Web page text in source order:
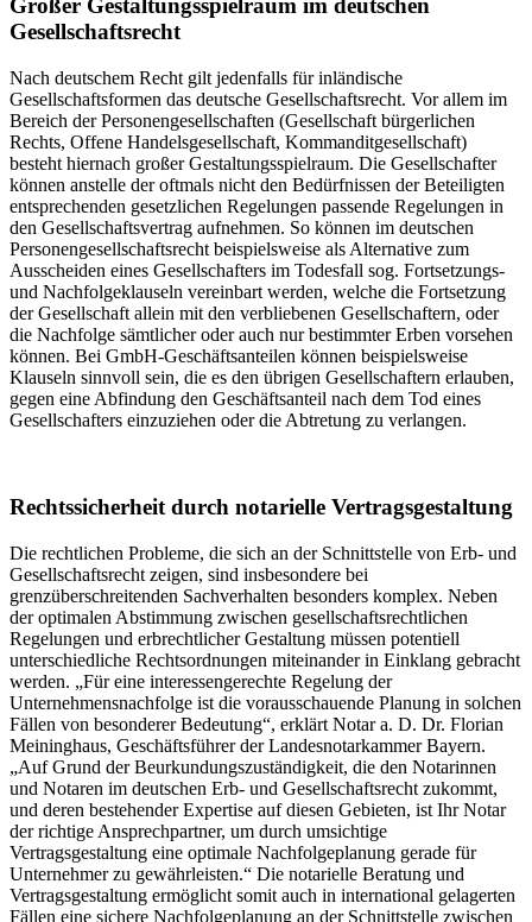
Großer Gestaltungsspielraum im deutschen
Gesellschaftsrecht
Nach deutschem Recht gilt jedenfalls für inländische
Gesellschaftsformen das deutsche Gesellschaftsrecht. Vor allem im
Bereich der Personengesellschaften (Gesellschaft bürgerlichen
Rechts, Offene Handelsgesellschaft, Kommanditgesellschaft)
besteht hiernach großer Gestaltungsspielraum. Die Gesellschafter
können anstelle der oftmals nicht den Bedürfnissen der Beteiligten
entsprechenden gesetzlichen Regelungen passende Regelungen in
den Gesellschaftsvertrag aufnehmen. So können im deutschen
Personengesellschaftsrecht beispielsweise als Alternative zum
Ausscheiden eines Gesellschafters im Todesfall sog. Fortsetzungs-
und Nachfolgeklauseln vereinbart werden, welche die Fortsetzung
der Gesellschaft allein mit den verbliebenen Gesellschaftern, oder
die Nachfolge sämtlicher oder auch nur bestimmter Erben vorsehen
können. Bei GmbH-Geschäftsanteilen können beispielsweise
Klauseln sinnvoll sein, die es den übrigen Gesellschaftern erlauben,
gegen eine Abfindung den Geschäftsanteil nach dem Tod eines
Gesellschafters einzuziehen oder die Abtretung zu verlangen.
Rechtssicherheit durch notarielle Vertragsgestaltung
Die rechtlichen Probleme, die sich an der Schnittstelle von Erb- und
Gesellschaftsrecht zeigen, sind insbesondere bei
grenzüberschreitenden Sachverhalten besonders komplex. Neben
der optimalen Abstimmung zwischen gesellschaftsrechtlichen
Regelungen und erbrechtlicher Gestaltung müssen potentiell
unterschiedliche Rechtsordnungen miteinander in Einklang gebracht
werden. „Für eine interessengerechte Regelung der
Unternehmensnachfolge ist die vorausschauende Planung in solchen
Fällen von besonderer Bedeutung“, erklärt Notar a. D. Dr. Florian
Meininghaus, Geschäftsführer der Landesnotarkammer Bayern.
„Auf Grund der Beurkundungszuständigkeit, die den Notarinnen
und Notaren im deutschen Erb- und Gesellschaftsrecht zukommt,
und deren bestehender Expertise auf diesen Gebieten, ist Ihr Notar
der richtige Ansprechpartner, um durch umsichtige
Vertragsgestaltung eine optimale Nachfolgeplanung gerade für
Unternehmer zu gewährleisten.“ Die notarielle Beratung und
Vertragsgestaltung ermöglicht somit auch in international gelagerten
Fällen eine sichere Nachfolgeplanung an der Schnittstelle zwischen